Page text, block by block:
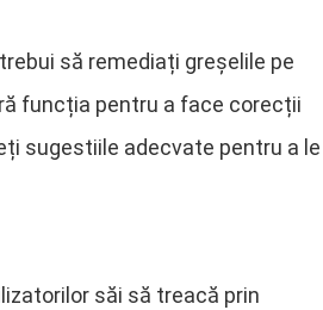
să remediați greșelile pe
funcția pentru a face corecții
sugestiile adecvate pentru a le
săi să treacă prin